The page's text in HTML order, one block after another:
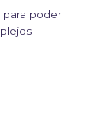
para poder